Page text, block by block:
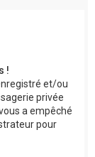
!
et/ou
privée
a empêché
pour